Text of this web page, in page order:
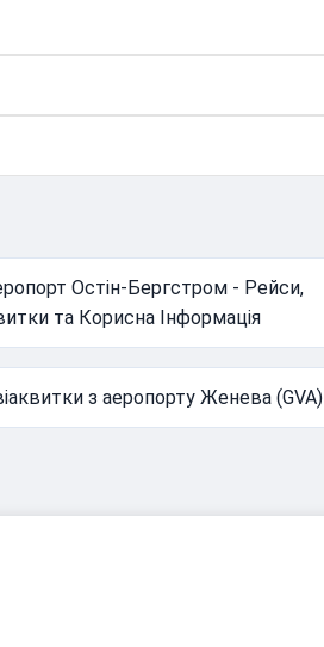
Остін-Бергстром - Рейси,
та Корисна Інформація
з аеропорту Женева (GVA)